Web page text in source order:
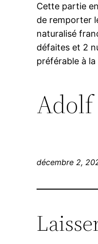
Cette partie
de remporter
naturalisé
défaites et 2
préférable à
Adolf
décembre 2,